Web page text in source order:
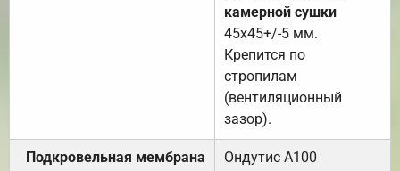
камерной сушки
45х45+/-5 мм.
Крепится по
стропилам
(вентиляционный
зазор).
Подкровельная мембрана Ондутис А100